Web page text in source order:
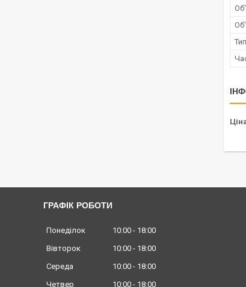
ГРАФІК РОБОТИ
Понеділок 10:00
18:00
Вівторок
10:00
18:00
Середа
10:00
18:00
Четвер
10:00 18:00